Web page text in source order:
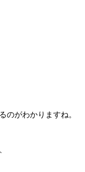
のがわかりますね。